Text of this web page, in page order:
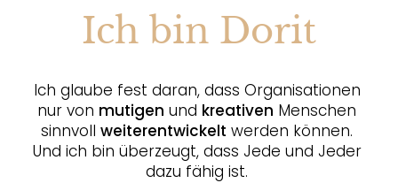
Ich bin Dorit
Ich glaube fest daran, dass Organisationen
nur von mutigen und kreativen Menschen
sinnvoll weiterentwickelt werden können.
Und ich bin überzeugt, dass Jede und Jeder
dazu fähig ist.